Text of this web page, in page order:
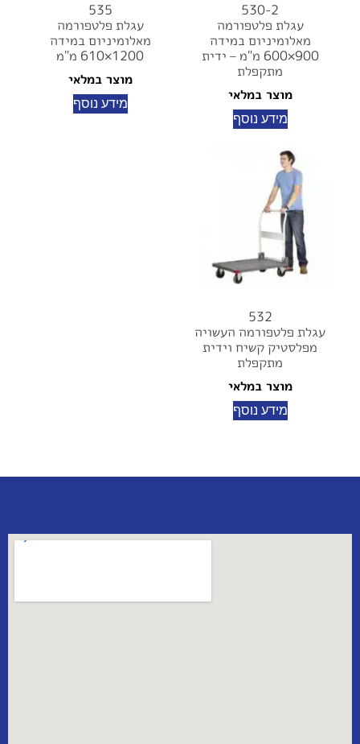
530-2
עגלת פלטפורמה
מאלומיניום במידה
900×600 מ"מ – ידית
מתקפלת
מוצר במלאי
מידע נוסף
535
עגלת פלטפורמה
מאלומיניום במידה
1200×610 מ"מ
מוצר במלאי
מידע נוסף
532
עגלת פלטפורמה העשויה
מפלסטיק קשיח וידית
מתקפלת
מוצר במלאי
מידע נוסף